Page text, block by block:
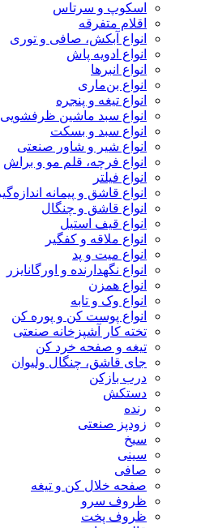
اسکوپ و سرتاس
اقلام متفرقه
انواع آبکش، صافی و توری
انواع ادویه پاش
انواع انبرها
انواع بن‌ماری
انواع تیغه و پنجره
انواع سبد ماشین ظرفشویی
انواع سبد و بسکت
انواع شیر و شاور صنعتی
انواع فرچه، قلم مو و براش
انواع فیلتر
انواع قاشق و پیمانه
انواع قاشق و چنگال
انواع قیف استیل
انواع ملاقه و کفگیر
انواع میت و پد
انواع نگهدارنده و اورگانایزر
انواع همزن
انواع وک و تابه
انواع پوست کن و پوره کن
تخته کار آشپزخانه صنعتی
تیغه و صفحه خرد کن
جای قاشق، چنگال ولیوان
درب بازکن
دستکش
رنده
زودپز صنعتی
سیخ
سینی
صافی
صفحه خلال کن و تیغه
ظروف سرو
ظروف پخت